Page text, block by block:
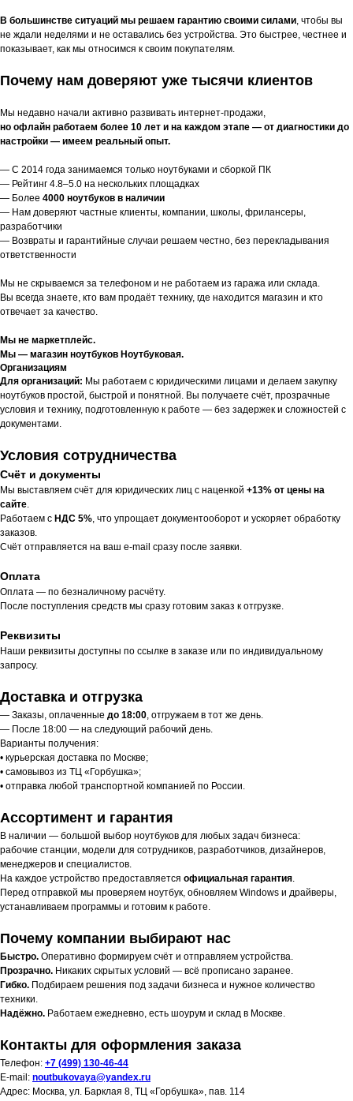
В большинстве ситуаций мы решаем гарантию своими силами, чтобы вы
не ждали неделями и не оставались без устройства. Это быстрее, честнее и
показывает, как мы относимся к своим покупателям.
Почему нам доверяют уже тысячи клиентов
Мы недавно начали активно развивать интернет-продажи,
но офлайн работаем более 10 лет и на каждом этапе — от диагностики до
настройки — имеем реальный опыт.
— С 2014 года занимаемся только ноутбуками и сборкой ПК
— Рейтинг 4.8–5.0 на нескольких площадках
— Более 4000 ноутбуков в наличии
— Нам доверяют частные клиенты, компании, школы, фрилансеры,
разработчики
— Возвраты и гарантийные случаи решаем честно, без перекладывания
ответственности
Мы не скрываемся за телефоном и не работаем из гаража или склада.
Вы всегда знаете, кто вам продаёт технику, где находится магазин и кто
отвечает за качество.
Мы не маркетплейс.
Мы — магазин ноутбуков Ноутбуковая.
Организациям
Для организаций: Мы работаем с юридическими лицами и делаем закупку
ноутбуков простой, быстрой и понятной. Вы получаете счёт, прозрачные
условия и технику, подготовленную к работе — без задержек и сложностей с
документами.
Условия сотрудничества
Счёт и документы
Мы выставляем счёт для юридических лиц с наценкой +13% от цены на
сайте.
Работаем с НДС 5%, что упрощает документооборот и ускоряет обработку
заказов.
Счёт отправляется на ваш e-mail сразу после заявки.
Оплата
Оплата — по безналичному расчёту.
После поступления средств мы сразу готовим заказ к отгрузке.
Реквизиты
Наши реквизиты доступны по ссылке в заказе или по индивидуальному
запросу.
Доставка и отгрузка
— Заказы, оплаченные до 18:00, отгружаем в тот же день.
— После 18:00 — на следующий рабочий день.
Варианты получения:
• курьерская доставка по Москве;
• самовывоз из ТЦ «Горбушка»;
• отправка любой транспортной компанией по России.
Ассортимент и гарантия
В наличии — большой выбор ноутбуков для любых задач бизнеса:
рабочие станции, модели для сотрудников, разработчиков, дизайнеров,
менеджеров и специалистов.
На каждое устройство предоставляется официальная гарантия.
Перед отправкой мы проверяем ноутбук, обновляем Windows и драйверы,
устанавливаем программы и готовим к работе.
Почему компании выбирают нас
Быстро. Оперативно формируем счёт и отправляем устройства.
Прозрачно. Никаких скрытых условий — всё прописано заранее.
Гибко. Подбираем решения под задачи бизнеса и нужное количество
техники.
Надёжно. Работаем ежедневно, есть шоурум и склад в Москве.
Контакты для оформления заказа
Телефон: +7 (499) 130-46-44
E-mail: noutbukovaya@yandex.ru
Адрес: Москва, ул. Барклая 8, ТЦ «Горбушка», пав. 114